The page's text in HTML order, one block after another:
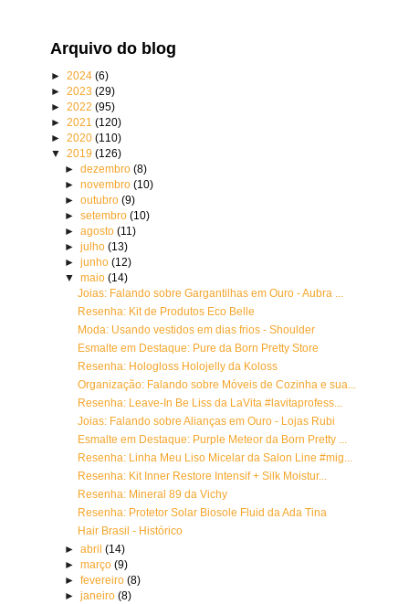
Arquivo do blog
►2024(6)
►2023(29)
►2022(95)
►2021(120)
►2020(110)
▼2019(126)
► dezembro (8)
► novembro (10)
► outubro (9)
► setembro (10)
► agosto (11)
► julho (13)
► junho (12)
▼ maio (14)
Joias: Falando sobre Gargantilhas em Ouro - Aubra ...
Resenha: Kit de Produtos Eco Belle
Moda: Usando vestidos em dias frios - Shoulder
Esmalte em Destaque: Pure da Born Pretty Store
Resenha: Hologloss Holojelly da Koloss
Organização: Falando sobre Móveis de Cozinha e sua...
Resenha: Leave-In Be Liss da LaVita #lavitaprofess...
Joias: Falando sobre Alianças em Ouro - Lojas Rubi
Esmalte em Destaque: Purple Meteor da Born Pretty ...
Resenha: Linha Meu Liso Micelar da Salon Line #mig...
Resenha: Kit Inner Restore Intensif + Silk Moistur...
Resenha: Mineral 89 da Vichy
Resenha: Protetor Solar Biosole Fluid da Ada Tina
Hair Brasil - Histórico
► abril (14)
► março (9)
► fevereiro (8)
► janeiro (8)